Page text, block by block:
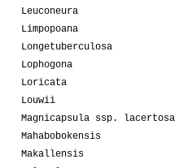
Leuconeura
Limpopoana
Longetuberculosa
Lophogona
Loricata
Louwii
Magnicapsula ssp. lacertosa
Mahabobokensis
Makallensis